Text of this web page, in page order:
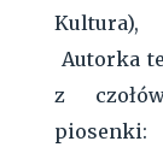
Kultura),
Autorka
z